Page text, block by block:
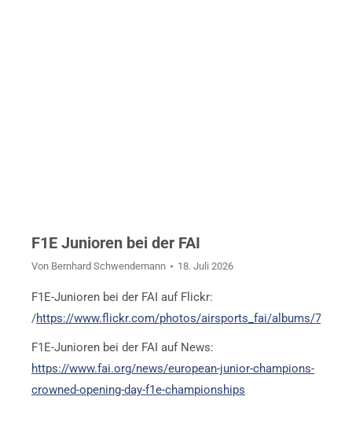
F1E Junioren bei der FAI
Von Bernhard Schwendemann 18. Juli 2026
F1E-Junioren bei der FAI auf Flickr:
/https://www.flickr.com/photos/airsports_fai/albums/
F1E-Junioren bei der FAI auf News:
https://www.fai.org/news/european-junior-champions-
crowned-opening-day-f1e-championships